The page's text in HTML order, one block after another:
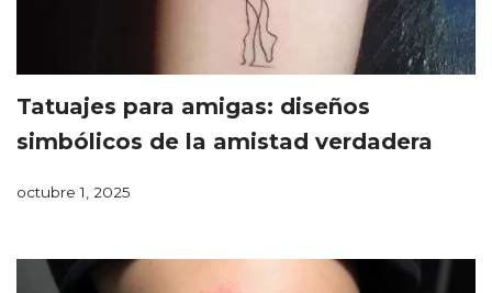
Tatuajes para amigas: diseños
simbólicos de la amistad verdadera
octubre 1, 2025